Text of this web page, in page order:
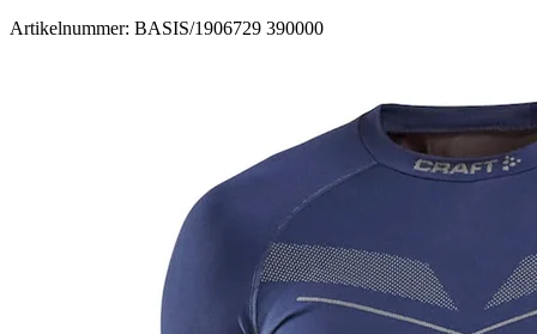
Artikelnummer: BASIS/1906729 390000